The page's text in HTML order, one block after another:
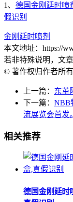
1、 德国金刚延时喷
假识别
金刚延时喷剂
本文地址：https://
若非特殊说明，文
© 著作权归作者所有
上一篇： 东革
下一篇： NBB
流展览会首发。
相关推荐
德国金刚延时